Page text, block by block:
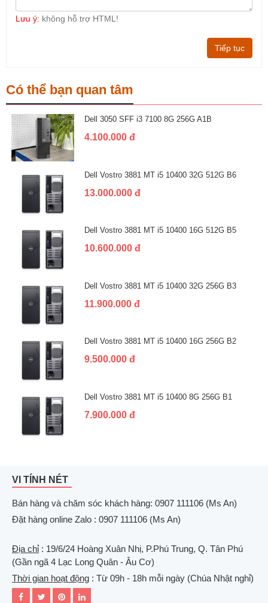
Lưu ý: không hỗ trợ HTML!
Tiếp tục
Có thể bạn quan tâm
Dell 3050 SFF i3 7100 8G 256G A1B
4.100.000 đ
Dell Vostro 3881 MT i5 10400 32G 512G B6
13.000.000 đ
Dell Vostro 3881 MT i5 10400 16G 512G B5
10.600.000 đ
Dell Vostro 3881 MT i5 10400 32G 256G B3
11.900.000 đ
Dell Vostro 3881 MT i5 10400 16G 256G B2
9.500.000 đ
Dell Vostro 3881 MT i5 10400 8G 256G B1
7.900.000 đ
VI TÍNH NÉT
Bán hàng và chăm sóc khách hàng: 0907 111106 (Ms An)
Đặt hàng online Zalo : 0907 111106 (Ms An)
Địa chỉ: 19/6/24 Hoàng Xuân Nhị, P.Phú Trung, Q. Tân Phú
(Gần ngã 4 Lạc Long Quân - Âu Cơ)
Thời gian hoạt động : Từ 09h - 18h mỗi ngày (Chúa Nhật nghỉ)